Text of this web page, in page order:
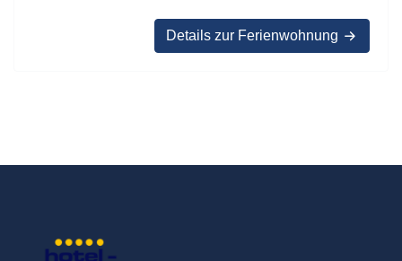
Details zur Ferienwohnung